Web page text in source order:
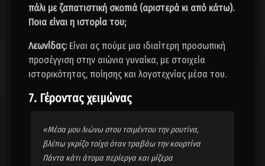
πάλι με ζαπατιστική σκοπιά (αριστερά κι από κάτω).
Ποια είναι η ιστορία του;
Λεωνίδας:Είναι ας πούμε μια ιδιαίτερη προσωπική
προσέγγιση στην αιώνια γυναίκα, με στοιχεία
ιστορικότητας, ποίησης και λογοτεχνίας μέσα του.
7. Γέροντας χειμώνας
«Μέσα μου λιώνω στου τσιμέντου την ρουτίνα,
βλέπω γκρίζο τοίχο όταν τραβάω την κουρτίνα
Πάντα κάτι άτομα περίεργα και μίζερα